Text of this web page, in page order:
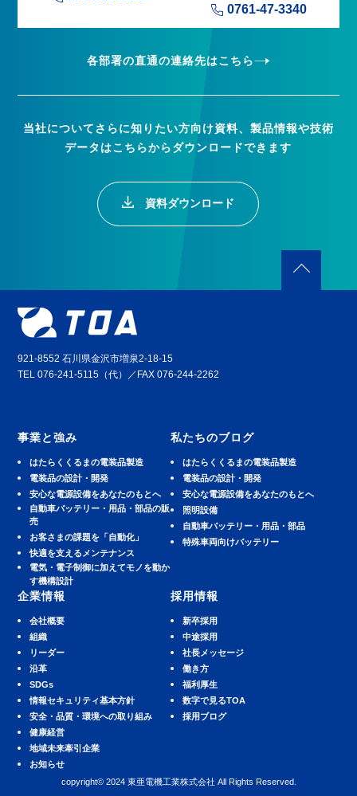
0761-47-3340
各部署の直通の連絡先はこちら
当社についてさらに知りたい方向け資料、製品情報や技術
データはこちらからダウンロードできます
資料ダウンロード
921-8552 石川県金沢市増泉2-18-15
TEL 076-241-5115（代）／FAX 076-244-2262
事業と強み
はたらくくるまの電装品製造
電装品の設計・開発
安⼼な電源設備をあなたのもとへ
⾃動⾞バッテリー・⽤品・部品の販
売
お客さまの課題を「自動化」
快適を⽀えるメンテナンス
電気・電子制御に加えてモノを動か
す機構設計
私たちのブログ
はたらくくるまの電装品製造
電装品の設計・開発
安⼼な電源設備をあなたのもとへ
照明設備
⾃動⾞バッテリー・⽤品・部品
特殊車両向けバッテリー
企業情報
会社概要
組織
リーダー
沿革
SDGs
情報セキュリティ基本方針
安全・品質・環境への取り組み
健康経営
地域未来牽引企業
お知らせ
採用情報
新卒採用
中途採用
社長メッセージ
働き方
福利厚生
数字で見るTOA
採用ブログ
copyright© 2024 東亜電機工業株式会社 All Rights Reserved.